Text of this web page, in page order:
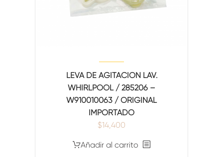
LEVA DE AGITACION LAV.
WHIRLPOOL / 285206 –
W910010063 / ORIGINAL
IMPORTADO
$14,400
Añadir al carrito